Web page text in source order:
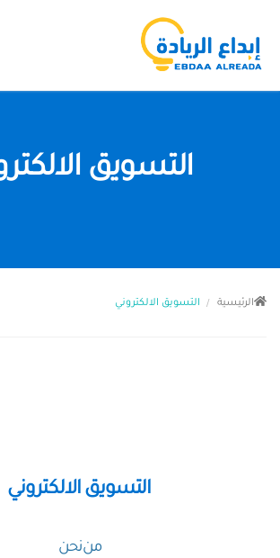
التسويق
الرئيسية التسويق الالكتروني
التسويق الالكتروني
من نحن